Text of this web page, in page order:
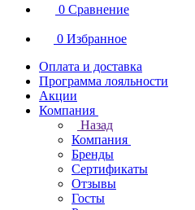
0 Сравнение
0 Избранное
Оплата и доставка
Программа лояльности
Акции
Компания
Назад
Компания
Бренды
Сертификаты
Отзывы
Госты